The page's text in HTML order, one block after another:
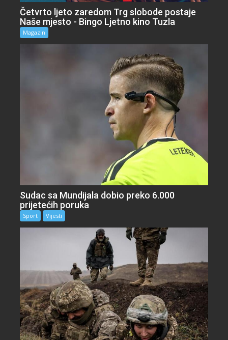
Četvrto ljeto zaredom Trg slobode postaje
Naše mjesto - Bingo Ljetno kino Tuzla
Magazin
Sudac sa Mundijala dobio preko 6.000
prijetećih poruka
Sport Vijesti